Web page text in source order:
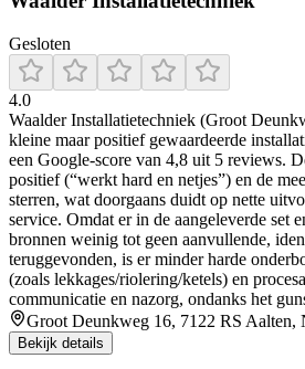
Gesloten
4.0
Waalder Installatietechniek (Groot
kleine maar positief gewaardeerde
een Google-score van 4,8 uit 5 reviews.
positief (“werkt hard en netjes”) en de
sterren, wat doorgaans duidt op nette
service. Omdat er in de aangeleverde set
bronnen weinig tot geen aanvullende,
teruggevonden, is er minder harde
(zoals lekkages/riolering/ketels) en
communicatie en nazorg, ondanks het
Groot Deunkweg 16, 7122 RS Aalten,
Bekijk details